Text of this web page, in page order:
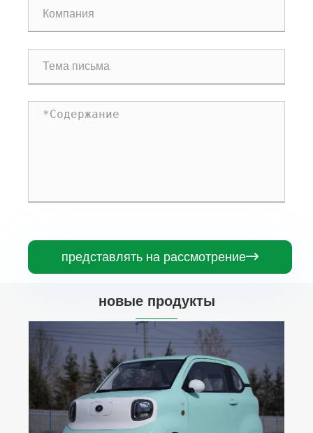
представлять на рассмотрение
новые продукты